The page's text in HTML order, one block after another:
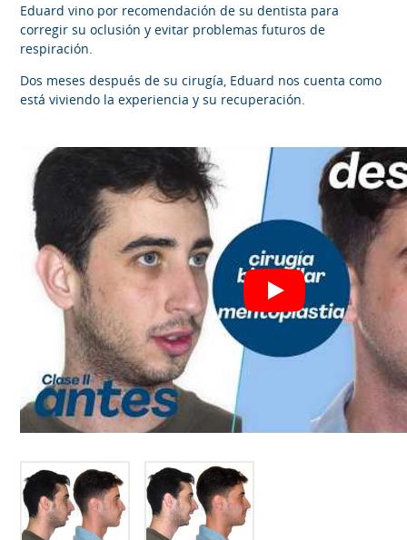
Eduard vino por recomendación de su dentista para
corregir su oclusión y evitar problemas futuros de
respiración.
Dos meses después de su cirugía, Eduard nos cuenta como
está viviendo la experiencia y su recuperación.